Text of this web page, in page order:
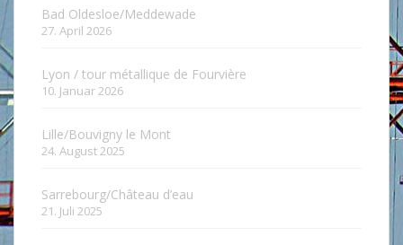
Bad Oldesloe/Meddewade
27. April 2026
Lyon / tour métallique de Fourvière
10. Januar 2026
Lille/Bouvigny le Mont
24. August 2025
Sarrebourg/Château d’eau
21. Juli 2025